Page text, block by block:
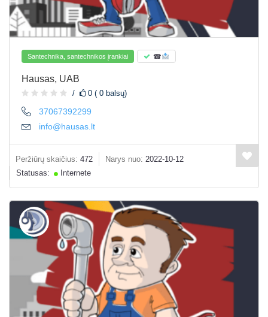
Santechnika, santechnikos įrankiai ☎
Hausas, UAB
0 ( 0 balsų)
37067392299
info@hausas.lt
Peržiūrų skaičius: 472 Narys nuo: 2022-10-12
Statusas:
Internete